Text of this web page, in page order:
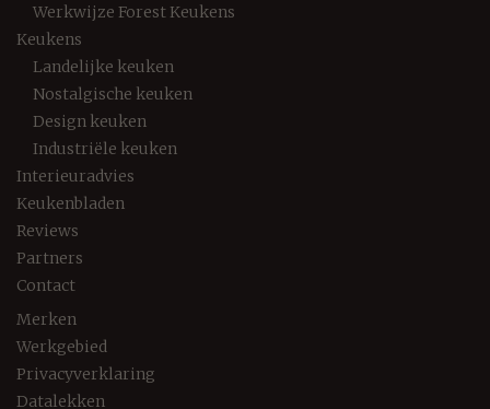
Werkwijze Forest Keukens
Keukens
Landelijke keuken
Nostalgische keuken
Design keuken
Industriële keuken
Interieuradvies
Keukenbladen
Reviews
Partners
Contact
Merken
Werkgebied
Privacyverklaring
Datalekken